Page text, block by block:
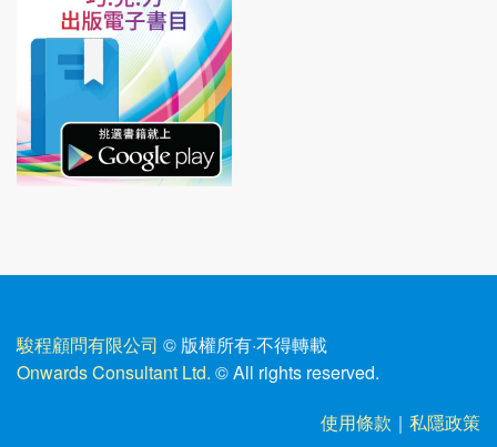
駿程顧問有限公司 © 版權所有·不得轉載
Onwards Consultant Ltd. © All rights reserved.
使用條款 ｜ 私隱政策